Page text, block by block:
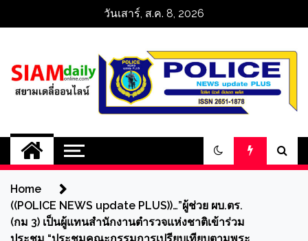
วันเสาร์, ส.ค. 8, 2026
สยามเดลี่ออนไลน์
SiamDailyOnline
Home
((POLICE NEWS update PLUS))…”ผู้ช่วย ผบ.ตร.
(กม 3) เป็นผู้แทนสำนักงานตำรวจแห่งชาติเข้าร่วม
ประชุม “ประชุมคณะกรรมการเปรียบเทียบตามพระ